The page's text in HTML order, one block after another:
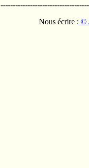
Nous écrire : ©